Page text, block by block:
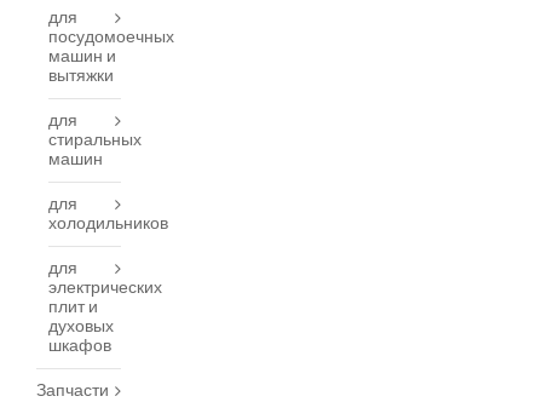
для
посудомоечных
машин и
вытяжки
для
стиральных
машин
для
холодильников
для
электрических
плит и
духовых
шкафов
Запчасти